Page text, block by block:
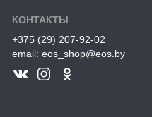
КОНТАКТЫ
+375 (29) 207-92-02
email: eos_shop@eos.by